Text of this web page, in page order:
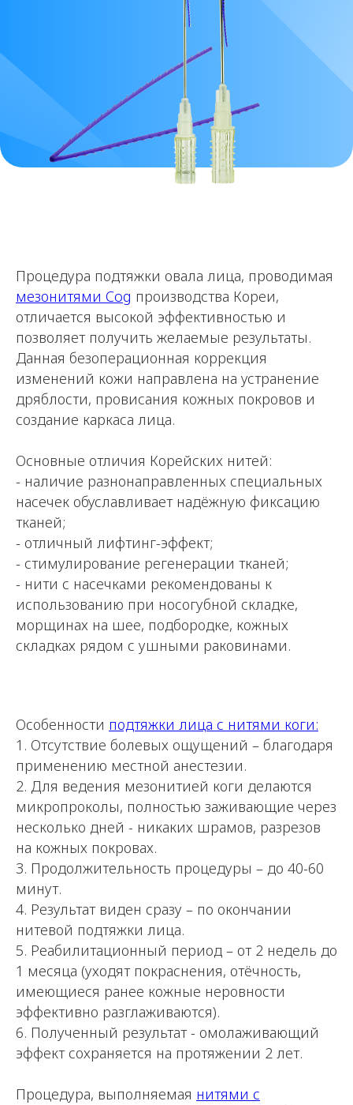
Процедура подтяжки овала лица, проводимая
мезонитями Cog производства Кореи,
отличается высокой эффективностью и
позволяет получить желаемые результаты.
Данная безоперационная коррекция
изменений кожи направлена на устранение
дряблости, провисания кожных покровов и
создание каркаса лица.
Основные отличия Корейских нитей:
- наличие разнонаправленных специальных
насечек обуславливает надёжную фиксацию
тканей;
- отличный лифтинг-эффект;
- стимулирование регенерации тканей;
- нити с насечками рекомендованы к
использованию при носогубной складке,
морщинах на шее, подбородке, кожных
складках рядом с ушными раковинами.
Особенности подтяжки лица с нитями коги:
1. Отсутствие болевых ощущений – благодаря
применению местной анестезии.
2. Для ведения мезонитией коги делаются
микропроколы, полностью заживающие через
несколько дней - никаких шрамов, разрезов
на кожных покровах.
3. Продолжительность процедуры – до 40-60
минут.
4. Результат виден сразу – по окончании
нитевой подтяжки лица.
5. Реабилитационный период – от 2 недель до
1 месяца (уходят покраснения, отёчность,
имеющиеся ранее кожные неровности
эффективно разглаживаются).
6. Полученный результат - омолаживающий
эффект сохраняется на протяжении 2 лет.
Процедура, выполняемая нитями с